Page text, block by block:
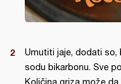
Umutiti jaje, dodati so,
sodu bikarbonu. Sve
Količina griza može